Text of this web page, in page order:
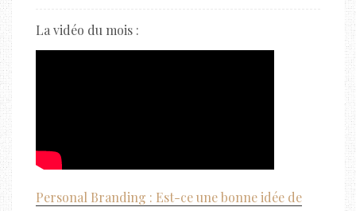
La vidéo du mois :
Personal Branding : Est-ce une bonne idée de